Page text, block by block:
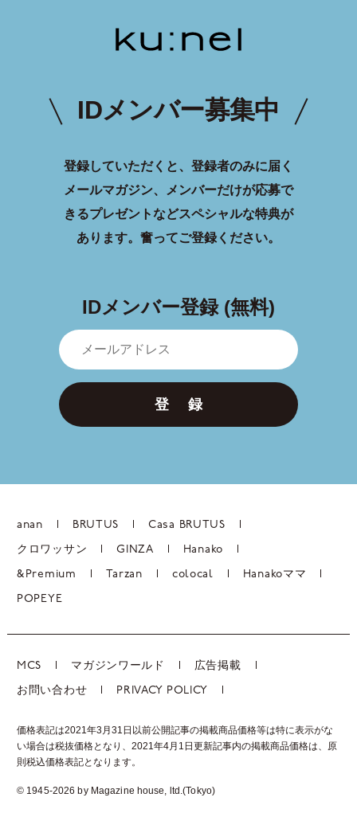
IDメンバー募集中
登録していただくと、登録者のみに届く
メールマガジン、メンバーだけが応募で
きるプレゼントなどスペシャルな特典が
あります。 奮ってご登録ください。
IDメンバー登録 (無料)
登 録
anan BRUTUS Casa BRUTUS
クロワッサン GINZA Hanako
&Premium Tarzan colocal Hanakoママ
POPEYE
MCS マガジンワールド 広告掲載
お問い合わせ PRIVACY POLICY
価格表記は2021年3月31日以前公開記事の掲載商品価格等は特に表示がな
い場合は税抜価格となり、2021年4月1日更新記事内の掲載商品価格は、 原
則税込価格表記となります。
© 1945-2026 by Magazine house, ltd.(Tokyo)